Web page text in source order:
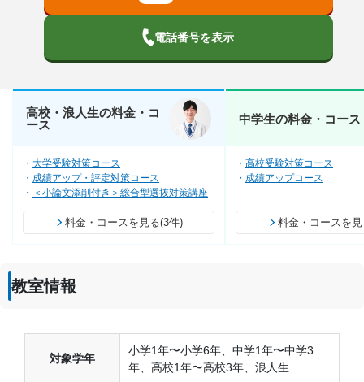
電話番号を表示
高校・浪人生の料金・コ
ース
大学受験対策コース
成績アップ・評定対策コース
＜小論文添削付き＞総合型選抜対策講座
料金・コースを見る(3件)
中学生の料金・コース
高校受験対策コース
成績アップコース
料金・コースを
教室情報
対象学年
小学1年〜小学6年、中学1年〜中学3
年、高校1年〜高校3年、浪人生